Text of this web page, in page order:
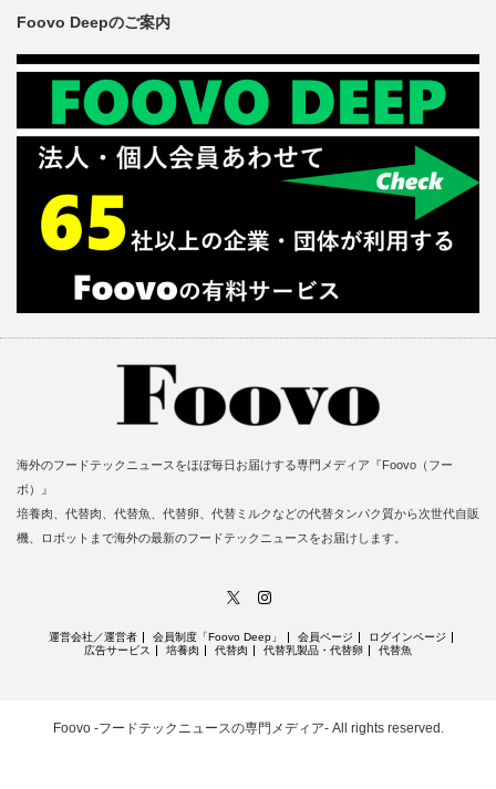
Foovo Deepのご案内
海外のフードテックニュースをほぼ毎日お届けする専門メディア『Foovo（フー
ボ）』
培養肉、代替肉、代替魚、代替卵、代替ミルクなどの代替タンパク質から次世代自販
機、ロボットまで海外の最新のフードテックニュースをお届けします。
運営会社／運営者 会員制度「Foovo Deep」 会員ページ
ログインページ
広告サービス
培養肉 代替肉 代替乳製品・代替卵 代替魚
Foovo -フードテックニュースの専門メディア-All rights reserved.